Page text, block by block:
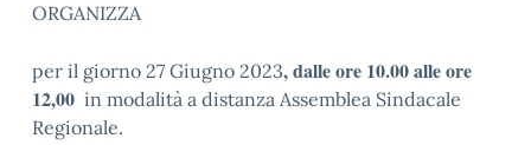
ORGANIZZA
per il giorno 27 Giugno 2023, dalle ore 10.00 alle ore
12,00 in modalità a distanza Assemblea Sindacale
Regionale.